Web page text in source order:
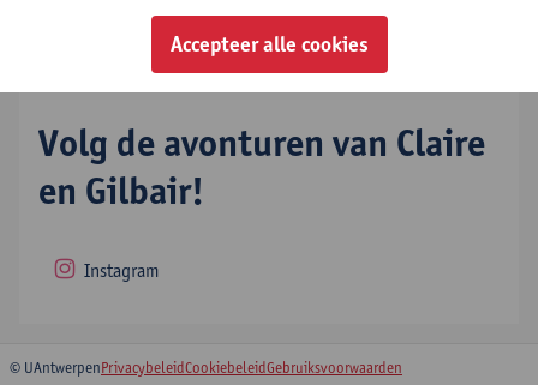
Toon e-mailadres
Volg de avonturen van Claire
en Gilbair!
Instagram
© UAntwerpenPrivacybeleidCookiebeleidGebruiksvoorwaarden
Accepteer alle cookies